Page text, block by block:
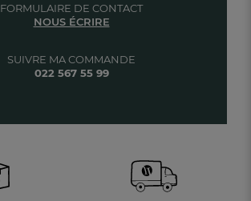
SUIVRE MA COMMANDE
022 567 55 99
FORMULAIRE DE CONTACT
NOUS ÉCRIRE